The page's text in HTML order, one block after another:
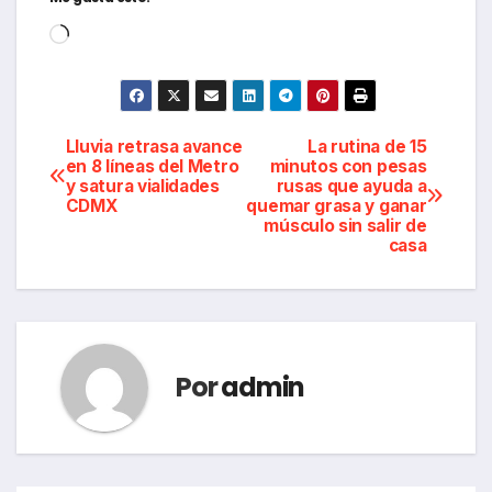
Cargando...
Navegación
de
La rutina de 15
minutos con pesas
rusas que ayuda a
quemar grasa y ganar
músculo sin salir de
casa
Lluvia retrasa avance
en 8 líneas del Metro
y satura vialidades
CDMX
Poradmin